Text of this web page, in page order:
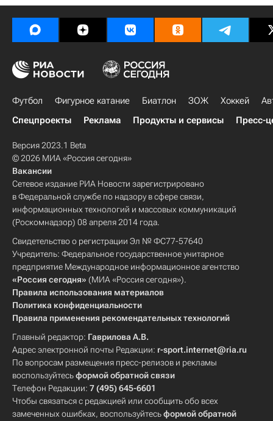
Футбол Фигурное катание Биатлон ЗОЖ Хоккей
Спецпроекты
Реклама Продукты и сервисы Пресс-
Версия 2023.1 Beta
© 2026 МИА «Россия сегодня»
Вакансии
Сетевое издание РИА Новости зарегистрировано
в Федеральной службе по надзору в сфере связи,
информационных технологий и массовых коммуникаций
(Роскомнадзор) 08 апреля 2014 года.
Свидетельство о регистрации Эл № ФС77-57640
Учредитель: Федеральное государственное унитарное
предприятие Международное информационное агентство
«Россия сегодня» (МИА «Россия сегодня»).
Правила использования материалов
Политика конфиденциальности
Правила применения рекомендательных технологий
Главный редактор: Гаврилова А.В.
Адрес электронной почты Редакции: r-sport.internet@ria.ru
По вопросам размещения пресс-релизов и рекламы
воспользуйтесьформой обратной связи
Телефон Редакции: 7 (495) 645-6601
Чтобы связаться с редакцией или сообщить обо всех
замеченных ошибках, воспользуйтесьформой обратной